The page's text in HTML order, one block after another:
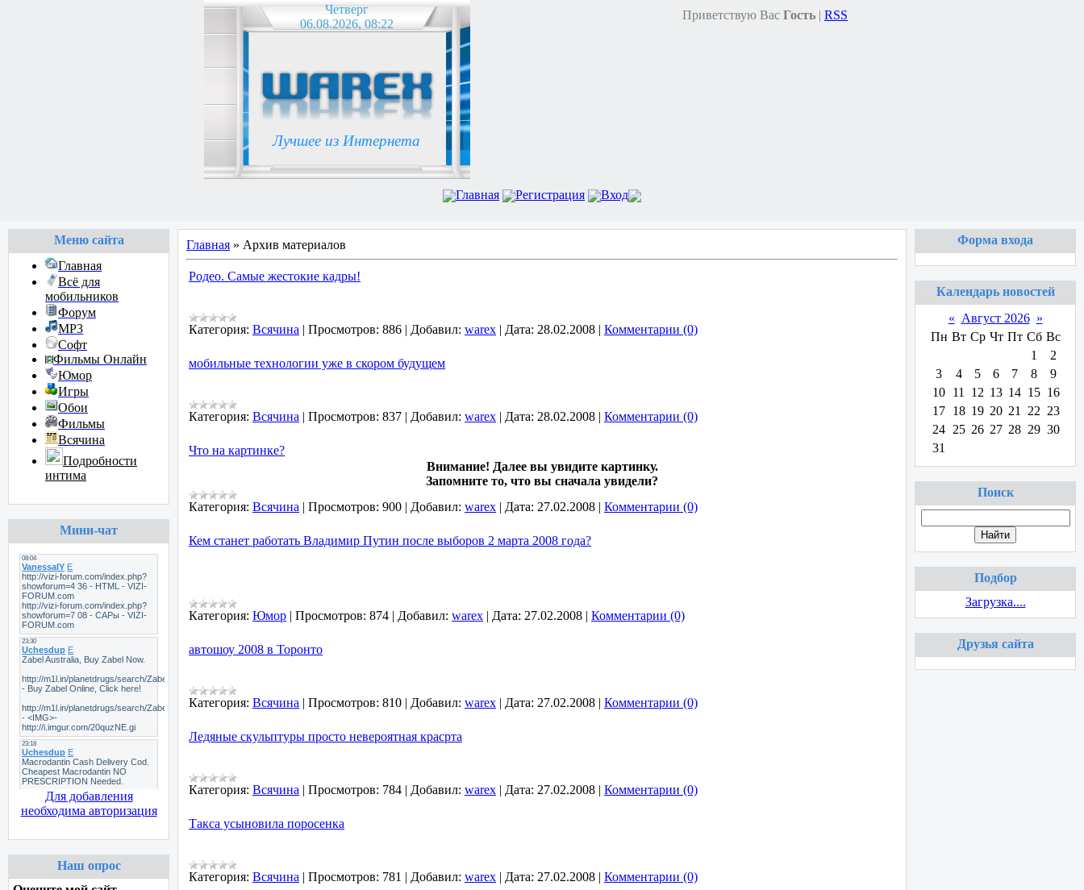
Четверг
06.08.2026, 08:22
Лучшее из Интернета
Приветствую Вас Гость | RSS
Главная Регистрация Вход
Меню сайта
Главная
Всё для
мобильников
Форум
MP3
Софт
Фильмы Онлайн
Юмор
Игры
Обои
Фильмы
Всячина
Подробности
интима
Мини-чат
Для добавления
необходима авторизация
Наш опрос
Главная » Архив материалов
Родео. Самые жестокие кадры!
Категория: Всячина | Просмотров: 886 | Добавил: warex | Дата: 28.02.2008 | Комментарии (0)
мобильные технологии уже в скором будущем
Категория: Всячина | Просмотров: 837 | Добавил: warex | Дата: 28.02.2008 | Комментарии (0)
Что на картинке?
Внимание! Далее вы увидите картинку.
Запомните то, что вы сначала увидели?
Категория: Всячина | Просмотров: 900 | Добавил: warex | Дата: 27.02.2008 | Комментарии (0)
Кем станет работать Владимир Путин после выборов 2 марта 2008 года?
Категория: Юмор | Просмотров: 874 | Добавил: warex | Дата: 27.02.2008 | Комментарии (0)
автошоу 2008 в Торонто
Категория: Всячина | Просмотров: 810 | Добавил: warex | Дата: 27.02.2008 | Комментарии (0)
Ледяные скульптуры просто невероятная красрта
Категория: Всячина | Просмотров: 784 | Добавил: warex | Дата: 27.02.2008 | Комментарии (0)
Такса усыновила поросенка
Категория: Всячина | Просмотров: 781 | Добавил: warex | Дата: 27.02.2008 | Комментарии (0)
Форма входа
Календарь новостей
« Август 2026 »
Пн Вт Ср Чт Пт Сб Вс
1
2
3
4 5 6 7 8
9
10 11 12 13 14 15 16
17 18 19 20 21 22 23
24 25 26 27 28 29 30
31
Поиск
Подбор
Загрузка....
Друзья сайта